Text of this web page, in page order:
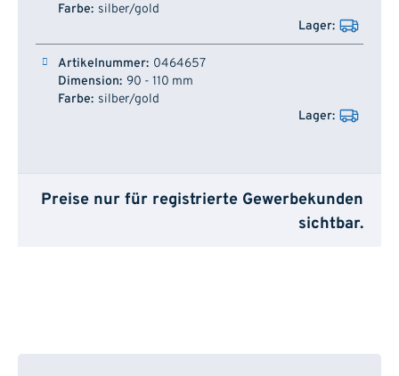
silber/gold
0464657
90 - 110 mm
silber/gold
Preise nur für registrierte Gewerbekunden
sichtbar.